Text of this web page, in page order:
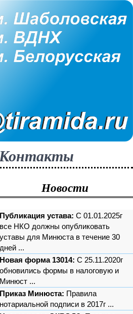
Новости
Публикация устава: С 01.01.2025г
все НКО должны опубликовать
уставы для Минюста в течение 30
дней ...
Новая форма 13014: С 25.11.2020г
обновились формы в налоговую и
Минюст ...
Приказ Минюста: Правила
нотариальной подписи в 2017г ...